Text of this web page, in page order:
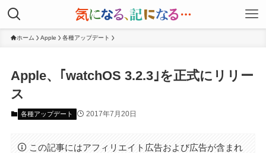
ホーム Apple 各種アップデート
Apple、｢watchOS 3.2.3｣を正式にリリー
ス
各種アップデート 2017年7月20日
この記事にはアフィリエイト広告および広告が含まれ